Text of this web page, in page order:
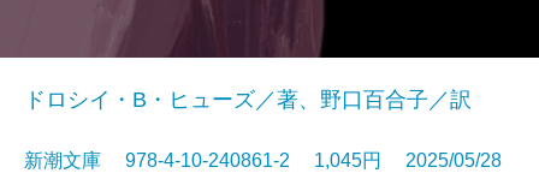
ドロシイ・B・ヒューズ／著、野口百合子／訳
新潮文庫 978-4-10-240861-2 1,045円 2025/05/28